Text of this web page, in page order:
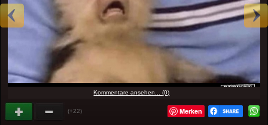
Kommentare ansehen... (0)
(+22) Merken